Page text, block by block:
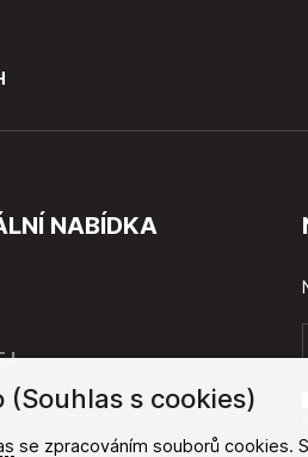
NABÍDKA
s cookies)
se zpracováním souborů cookies.